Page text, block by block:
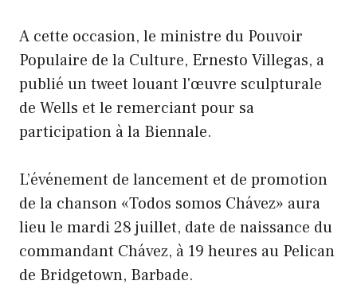
A cette occasion, le ministre du Pouvoir
Populaire de la Culture, Ernesto Villegas, a
publié un tweet louant l'œuvre sculpturale
de Wells et le remerciant pour sa
participation à la Biennale.
L’événement de lancement et de promotion
de la chanson «Todos somos Chávez» aura
lieu le mardi 28 juillet, date de naissance du
commandant Chávez, à 19 heures au Pelican
de Bridgetown, Barbade.